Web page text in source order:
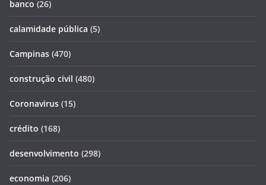
banco (26)
calamidade pública (5)
Campinas (470)
construção civil (480)
Coronavirus (15)
crédito (168)
desenvolvimento (298)
economia (206)